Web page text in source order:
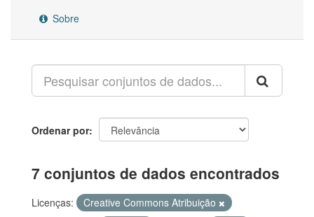
Sobre
Ordenar por
7 conjuntos de dados encontrados
Licenças:
Creative Commons Atribuição